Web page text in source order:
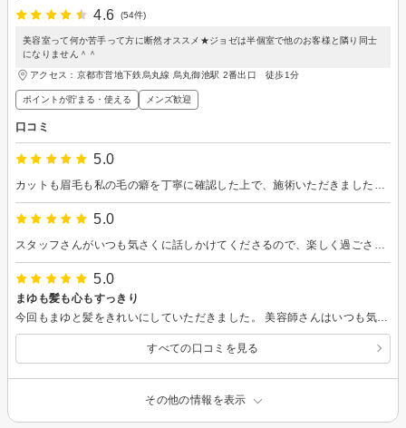
4.6
(54件)
美容室って何か苦手って方に断然オススメ★ジョゼは半個室で他のお客様と隣り同士
になりません＾＾
アクセス：京都市営地下鉄烏丸線 烏丸御池駅 2番出口 徒歩1分
ポイントが貯まる・使える メンズ歓迎
口コミ
5.0
5.0
5.0
まゆも髪も心もすっきり
今回もまゆと髪をきれいにしていただきました。 美容師さんはいつも気さくに話しかけてきてくださって楽しい時間を過ごすことができました。 まゆもすっきりして、髪型もすごく素敵な感じに仕上げてくださり心から感謝です^_^ ありがとうございました！
すべての口コミを見る
その他の情報を表示